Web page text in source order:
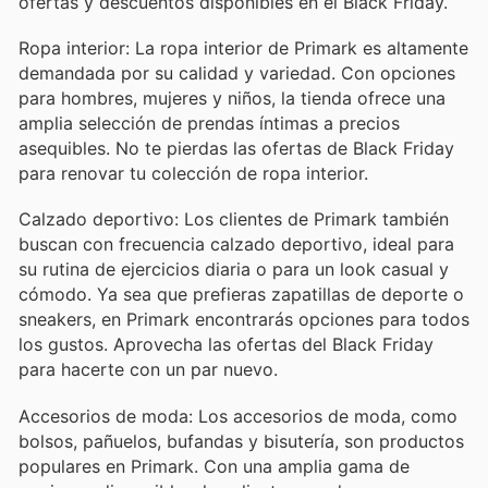
cualquier conjunto.
Ropa interior: La ropa interior de Primark es altamente
demandada por su calidad y variedad. Con opciones
para hombres, mujeres y niños, la tienda ofrece una
amplia selección de prendas íntimas a precios
asequibles. No te pierdas las ofertas de Black Friday
para renovar tu colección de ropa interior.
Calzado deportivo: Los clientes de Primark también
buscan con frecuencia calzado deportivo, ideal para
su rutina de ejercicios diaria o para un look casual y
cómodo. Ya sea que prefieras zapatillas de deporte o
sneakers, en Primark encontrarás opciones para todos
los gustos. Aprovecha las ofertas del Black Friday
para hacerte con un par nuevo.
Accesorios de moda: Los accesorios de moda, como
bolsos, pañuelos, bufandas y bisutería, son productos
populares en Primark. Con una amplia gama de